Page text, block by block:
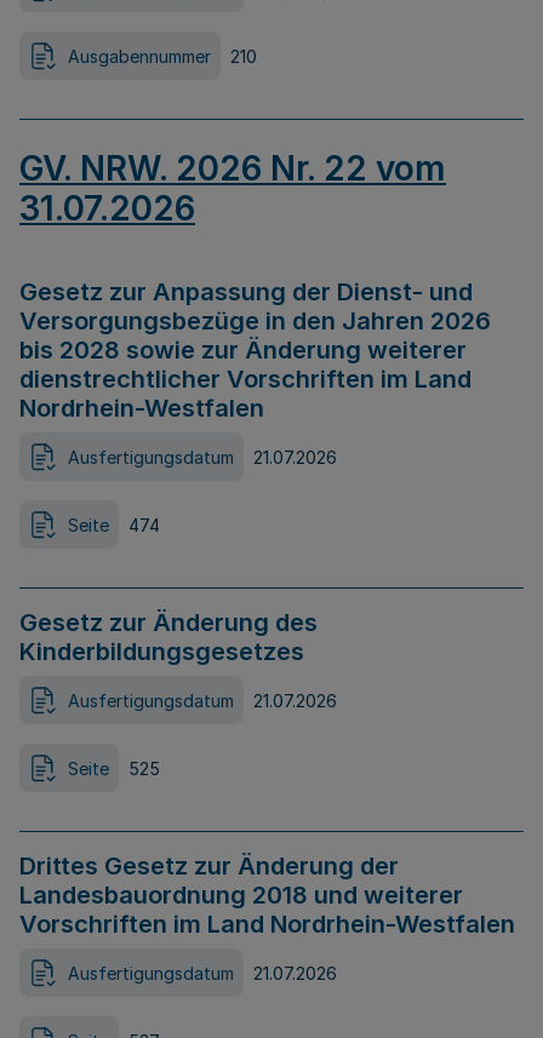
Ausgabennummer 210
GV. NRW. 2026 Nr. 22 vom
31.07.2026
Gesetz zur Anpassung der Dienst- und
Versorgungsbezüge in den Jahren 2026
bis 2028 sowie zur Änderung weiterer
dienstrechtlicher Vorschriften im Land
Nordrhein-Westfalen
Ausfertigungsdatum 21.07.2026
Seite 474
Gesetz zur Änderung des
Kinderbildungsgesetzes
Ausfertigungsdatum 21.07.2026
Seite 525
Drittes Gesetz zur Änderung der
Landesbauordnung 2018 und weiterer
Vorschriften im Land Nordrhein-Westfalen
Ausfertigungsdatum 21.07.2026